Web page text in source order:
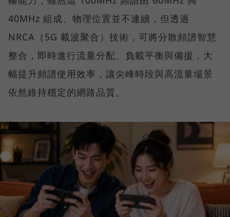
40MHz 組成、物理位置並不連續，但透過
NRCA（5G 載波聚合）技術，可將分散頻譜智慧
整合，即時進行流量分配、負載平衡與備援，大
幅提升頻譜使用效率，讓尖峰時段與高流量場景
依然維持穩定的網路品質。